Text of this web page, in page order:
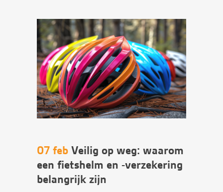
07 feb Veilig op weg: waarom
een fietshelm en -verzekering
belangrijk zijn